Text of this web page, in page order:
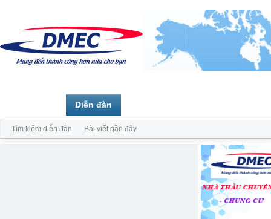
Diễn đàn
Tìm kiếm diễn đàn Bài viết gần đây